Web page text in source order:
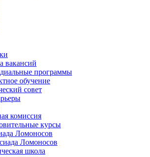
вакансий
программы
обучение
совет
комиссия
курсы
Ломоносов
Ломоносов
школа